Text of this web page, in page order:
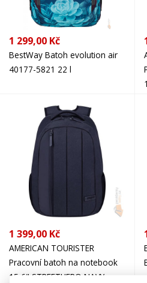
1 299,00 Kč
BestWay Batoh evolution air
40177-5821 22 l
1 399,00 Kč
AMERICAN TOURISTER
Pracovní batoh na notebook
15,6" STREETHERO NAVY